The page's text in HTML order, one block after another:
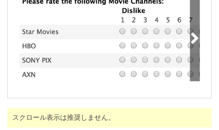
スクロール表示は推奨しません。